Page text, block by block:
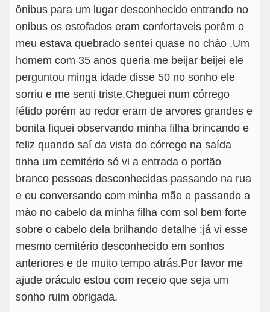
ônibus para um lugar desconhecido entrando no
onibus os estofados eram confortaveis porém o
meu estava quebrado sentei quase no chào .Um
homem com 35 anos queria me beijar beijei ele
perguntou minga idade disse 50 no sonho ele
sorriu e me senti triste.Cheguei num córrego
fétido porém ao redor eram de arvores grandes e
bonita fiquei observando minha filha brincando e
feliz quando saí da vista do córrego na saída
tinha um cemitério só vi a entrada o portão
branco pessoas desconhecidas passando na rua
e eu conversando com minha mãe e passando a
mào no cabelo da minha filha com sol bem forte
sobre o cabelo dela brilhando detalhe :já vi esse
mesmo cemitério desconhecido em sonhos
anteriores e de muito tempo atrás.Por favor me
ajude oráculo estou com receio que seja um
sonho ruim obrigada.